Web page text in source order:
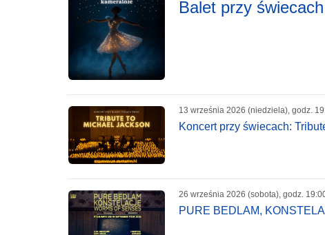
Balet przy
13 września 2026 (niedziela), godz.
Koncert przy świecach:
26 września 2026 (sobota), godz.
PURE BEDLAM,